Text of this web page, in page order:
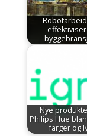
Nye
Philips Hue
farger og